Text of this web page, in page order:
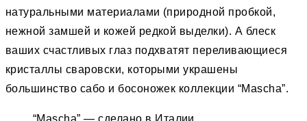
натуральными материалами (природной пробкой,
нежной замшей и кожей редкой выделки). А блеск
ваших счастливых глаз подхватят переливающиеся
кристаллы сваровски, которыми украшены
большинство сабо и босоножек коллекции “Mascha”.
“Mascha” — сделано в Италии.